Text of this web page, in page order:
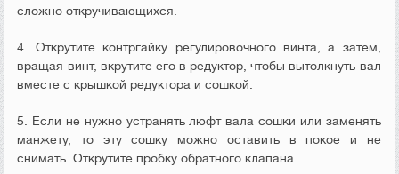
сложно откручивающихся.
4. Открутите контргайку регулировочного винта, а затем,
вращая винт, вкрутите его в редуктор, чтобы вытолкнуть вал
вместе с крышкой редуктора и сошкой.
5. Если не нужно устранять люфт вала сошки или заменять
манжету, то эту сошку можно оставить в покое и не
снимать. Открутите пробку обратного клапана.